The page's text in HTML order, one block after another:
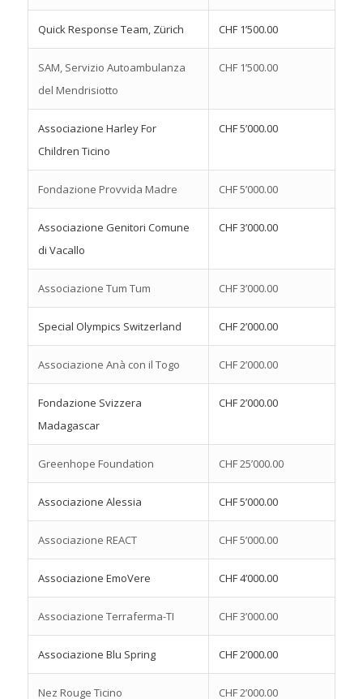
Quick Response Team, Zürich CHF 1’500.00
SAM, Servizio Autoambulanza
del Mendrisiotto
CHF 1’500.00
Associazione Harley For
Children Ticino
CHF 5’000.00
Fondazione Provvida Madre CHF 5’000.00
Associazione Genitori Comune
di Vacallo
CHF 3’000.00
Associazione Tum Tum CHF 3’000.00
Special Olympics Switzerland CHF 2’000.00
Associazione Anà con il Togo CHF 2’000.00
Fondazione Svizzera
Madagascar
CHF 2’000.00
Greenhope Foundation CHF 25’000.00
Associazione Alessia CHF 5’000.00
Associazione REACT CHF 5’000.00
Associazione EmoVere CHF 4’000.00
Associazione Terraferma-TI CHF 3’000.00
Associazione Blu Spring CHF 2’000.00
Nez Rouge Ticino CHF 2’000.00